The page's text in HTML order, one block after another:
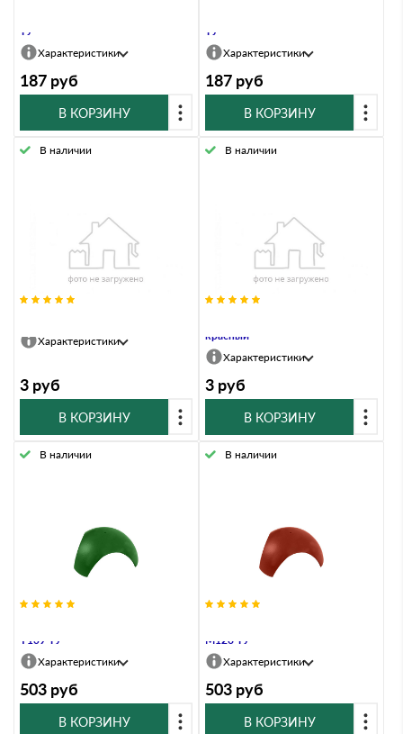
ТУ
Характеристики
187 руб
В КОРЗИНУ
ТУ
Характеристики
187 руб
В КОРЗИНУ
В наличии
Характеристики
3 руб
В КОРЗИНУ
красный
В наличии
Характеристики
3 руб
В КОРЗИНУ
Y139 ТУ
В наличии
Характеристики
503 руб
В КОРЗИНУ
M128 ТУ
В наличии
Характеристики
503 руб
В КОРЗИНУ